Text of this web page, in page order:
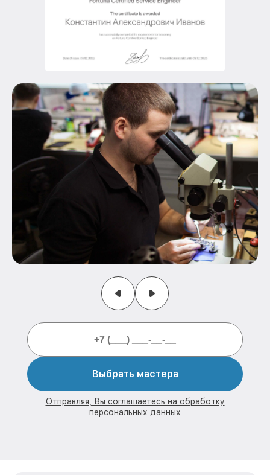
Выбрать мастера
Отправляя, Вы соглашаетесь на обработку
персональных данных